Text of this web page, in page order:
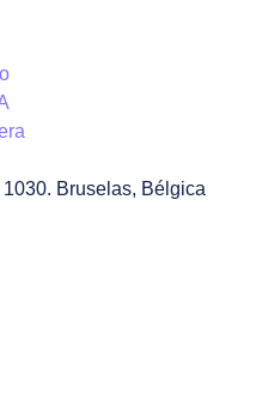
Bruselas, Bélgica